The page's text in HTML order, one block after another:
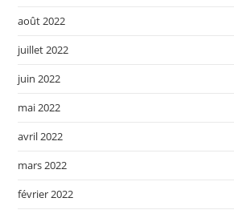
août 2022
juillet 2022
juin 2022
mai 2022
avril 2022
mars 2022
février 2022